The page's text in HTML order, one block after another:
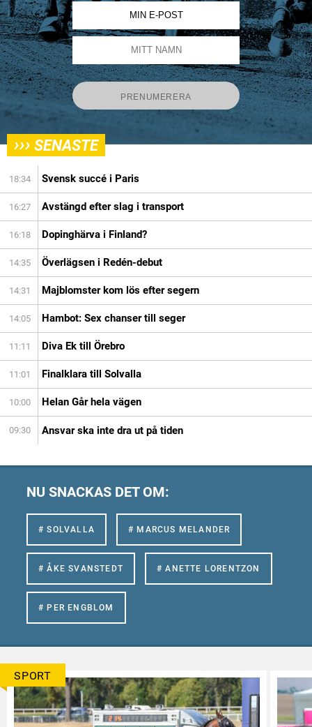
››› SENASTE
18:34 Svensk succé i Paris
16:27 Avstängd efter slag i transport
16:18 Dopinghärva i Finland?
14:35 Överlägsen i Redén-debut
14:31 Majblomster kom lös efter segern
14:05 Hambot: Sex chanser till seger
11:11 Diva Ek till Örebro
11:01 Finalklara till Solvalla
10:00 Helan Går hela vägen
09:30 Ansvar ska inte dra ut på tiden
NU SNACKAS DET OM:
# SOLVALLA # MARCUS MELANDER
# ÅKE SVANSTEDT # ANETTE LORENTZON
# PER ENGBLOM
SPORT